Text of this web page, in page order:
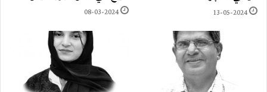
13-05-2024
08-03-2024